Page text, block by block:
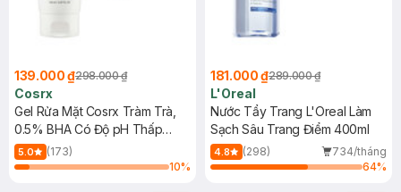
139.000 ₫298.000 ₫
Cosrx
Gel Rửa Mặt Cosrx Tràm Trà,
0.5% BHA Có Độ pH Thấp
150ml
5.0
(173)
10%
181.000 ₫289.000 ₫
L'Oreal
Nước Tẩy Trang L'Oreal Làm
Sạch Sâu Trang Điểm 400ml
4.8 (298)
734/tháng
64%